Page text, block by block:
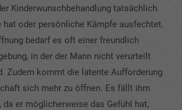
Kinderwunschbehandlung tatsächlich
hat oder persönliche Kämpfe ausfechtet.
bedarf es oft einer freundlich
in der der Mann nicht verurteilt
Zudem kommt die latente Aufforderung
sich mehr zu öffnen. Es fällt ihm
er möglicherweise das Gefühl hat,